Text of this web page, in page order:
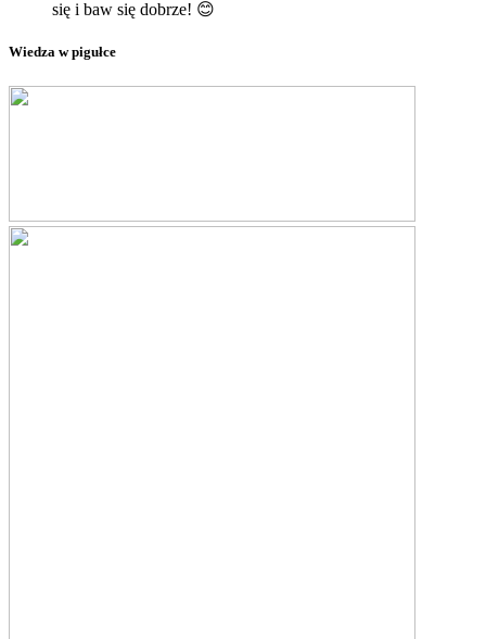
się i baw się dobrze! 😊
Wiedza w pigułce